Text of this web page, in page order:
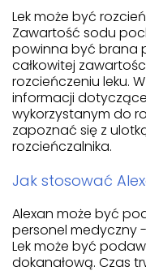
Lek może być
Zawartość sodu
powinna być brana
całkowitej
rozcieńczeniu leku.
informacji
wykorzystanym do
zapoznać się z
rozcieńczalnika.
Jak stosować
Alexan może być
personel medyczny
Lek może być
dokanałową. Czas